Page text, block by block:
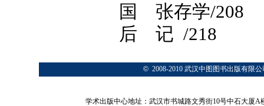
国 张存学/208
后 记 /218
© 2008-2010 武汉中图图书出版有
学术出版中心地址：武汉市书城路文秀街10号中石大厦A